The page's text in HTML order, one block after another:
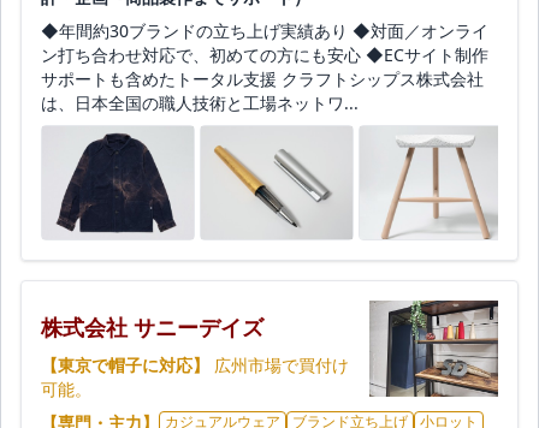
◆年間約30ブランドの立ち上げ実績あり ◆対面／オンライ
ン打ち合わせ対応で、初めての方にも安心 ◆ECサイト制作
サポートも含めたトータル支援 クラフトシップス株式会社
は、日本全国の職人技術と工場ネットワ...
株式会社 サニーデイズ
【東京で帽子に対応】
広州市場で買付け
可能。
【専門・主力】
カジュアルウェア ブランド立ち上げ 小ロット